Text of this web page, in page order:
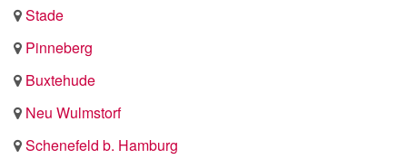
Stade
Pinneberg
Buxtehude
Neu Wulmstorf
Schenefeld b. Hamburg